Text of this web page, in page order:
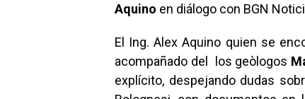
Aquino en diálogo con BGN
El Ing. Alex Aquino quien se
acompañado del los geòlogos
explícito, despejando dudas